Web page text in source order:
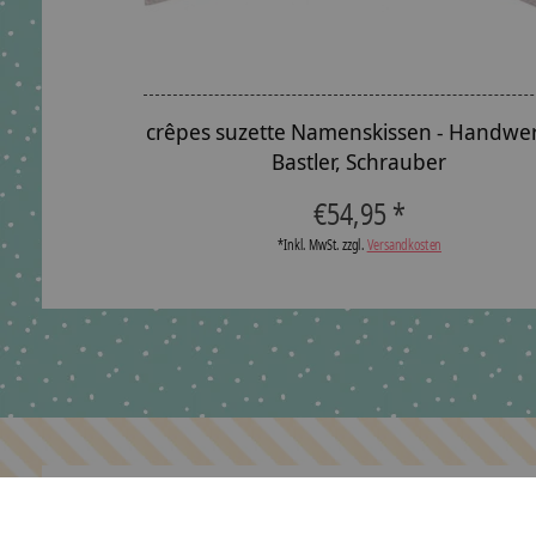
crêpes suzette Namenskissen -
Bastler, Schrauber
€54,95 *
*Inkl. MwSt. zzgl.Versandkosten